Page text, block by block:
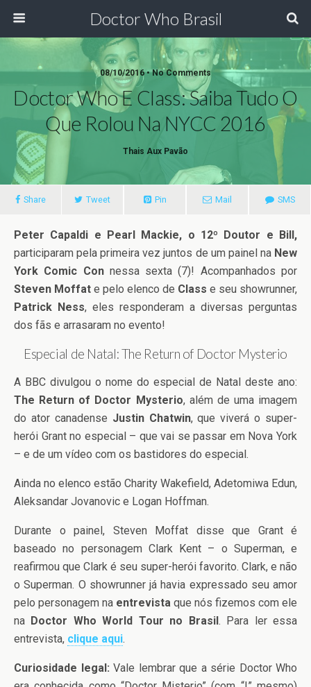
Doctor Who Brasil
08/10/2016 • No Comments
Doctor Who E Class: Saiba Tudo O
Que Rolou Na NYCC 2016
Thais Aux Pavão
Share Tweet Pin Mail SMS
Peter Capaldi e Pearl Mackie, o 12º Doutor e Bill,
participaram pela primeira vez juntos de um painel na New
York Comic Connessa sexta (7)! Acompanhados por
Steven Moffat e pelo elenco de Class e seu showrunner,
Patrick Ness, eles responderam a diversas perguntas
dos fãs e arrasaram no evento!
Especial de Natal: The Return of Doctor Mysterio
A BBC divulgou o nome do especial de Natal deste ano:
The Return of Doctor Mysterio, além de uma imagem
do ator canadense Justin Chatwin, que viverá o super-
herói Grant no especial – que vai se passar em Nova York
– e de um vídeo com os bastidores do especial.
Ainda no elenco estão Charity Wakefield, Adetomiwa Edun,
Aleksandar Jovanovic e Logan Hoffman.
Durante o painel, Steven Moffat disse que Grant é
baseado no personagem Clark Kent – o Superman, e
reafirmou que Clark é seu super-herói favorito. Clark, e não
o Superman. O showrunner já havia expressado seu amor
pelo personagem na entrevista que nós fizemos com ele
na Doctor Who World Tour no Brasil. Para ler essa
entrevista, clique aqui.
Curiosidade legal: Vale lembrar que a série Doctor Who